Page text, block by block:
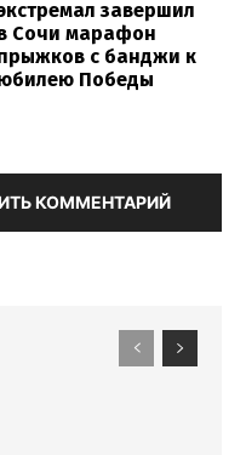
завершил
Сочи марафон
с банджи к
Победы
КОММЕНТАРИЙ